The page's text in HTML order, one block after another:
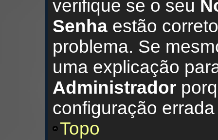
verifique se o seu
Senha estão
problema. Se
uma explicação
Administrador
configuração
Topo